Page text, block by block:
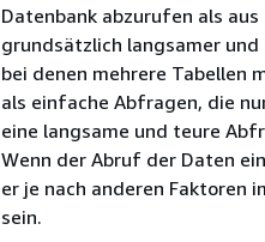
Datenbank abzurufen als
grundsätzlich langsamer
bei denen mehrere Tabellen
als einfache Abfragen, die
eine langsame und teure
Wenn der Abruf der Daten
er je nach anderen Faktoren
sein.